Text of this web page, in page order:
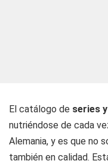
El catálogo de series
nutriéndose de cada
Alemania, y es que no
también en calidad.